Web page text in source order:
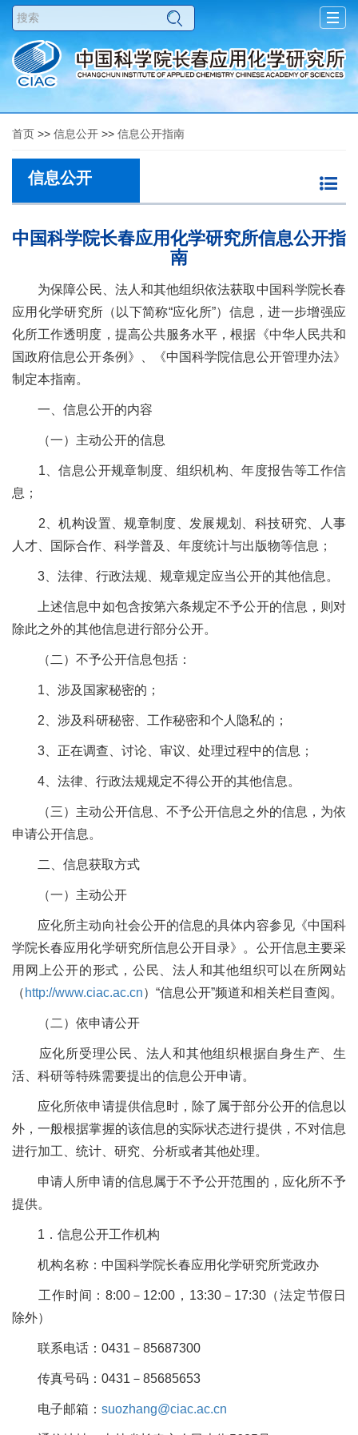
首页 >> 信息公开 >> 信息公开指南
信息公开
中国科学院长春应用化学研究所信息公开指
南
为保障公民、法人和其他组织依法获取中国科学院长春
应用化学研究所（以下简称“应化所”）信息，进一步增强应
化所工作透明度，提高公共服务水平，根据《中华人民共和
国政府信息公开条例》、《中国科学院信息公开管理办法》
制定本指南。
一、信息公开的内容
（一）主动公开的信息
1、信息公开规章制度、组织机构、年度报告等工作信
息；
2、机构设置、规章制度、发展规划、科技研究、人事
人才、国际合作、科学普及、年度统计与出版物等信息；
3、法律、行政法规、规章规定应当公开的其他信息。
上述信息中如包含按第六条规定不予公开的信息，则对
除此之外的其他信息进行部分公开。
（二）不予公开信息包括：
1、涉及国家秘密的；
2、涉及科研秘密、工作秘密和个人隐私的；
3、正在调查、讨论、审议、处理过程中的信息；
4、法律、行政法规规定不得公开的其他信息。
（三）主动公开信息、不予公开信息之外的信息，为依
申请公开信息。
二、信息获取方式
（一）主动公开
应化所主动向社会公开的信息的具体内容参见《中国科
学院长春应用化学研究所信息公开目录》。公开信息主要采
用网上公开的形式，公民、法人和其他组织可以在所网站
（ http://www.ciac.ac.cn）“信息公开”频道和相关栏目查阅。
（二）依申请公开
应化所受理公民、法人和其他组织根据自身生产、生
活、科研等特殊需要提出的信息公开申请。
应化所依申请提供信息时，除了属于部分公开的信息以
外，一般根据掌握的该信息的实际状态进行提供，不对信息
进行加工、统计、研究、分析或者其他处理。
申请人所申请的信息属于不予公开范围的，应化所不予
提供。
1 ．信息公开工作机构
机构名称：中国科学院长春应用化学研究所党政办
工作时间：8:00 － 12:00 ， 13:30－ 17:30（法定节假日
除外）
联系电话： 0431 － 85687300
传真号码： 0431 － 85685653
电子邮箱： suozhang@ciac.ac.cn